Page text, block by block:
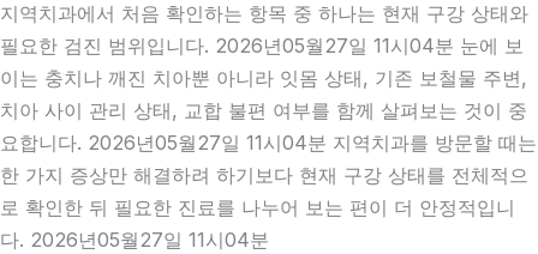
지역치과에서 처음 확인하는 항목 중 하나는 현재 구강 상태와
필요한 검진 범위입니다. 2026년05월27일 11시04분 눈에 보
이는 충치나 깨진 치아뿐 아니라 잇몸 상태, 기존 보철물 주변,
치아 사이 관리 상태, 교합 불편 여부를 함께 살펴보는 것이 중
요합니다. 2026년05월27일 11시04분 지역치과를 방문할 때는
한 가지 증상만 해결하려 하기보다 현재 구강 상태를 전체적으
로 확인한 뒤 필요한 진료를 나누어 보는 편이 더 안정적입니
다. 2026년05월27일 11시04분